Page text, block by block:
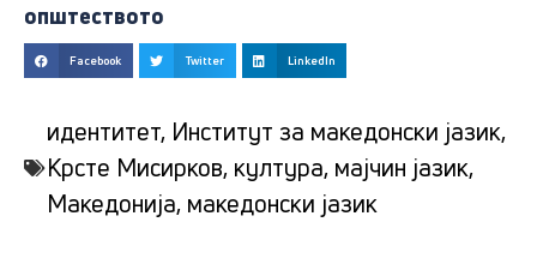
општеството
Facebook Twitter LinkedIn
идентитет, Институт за македонски јазик,
Крсте Мисирков, култура, мајчин јазик,
Македонија, македонски јазик